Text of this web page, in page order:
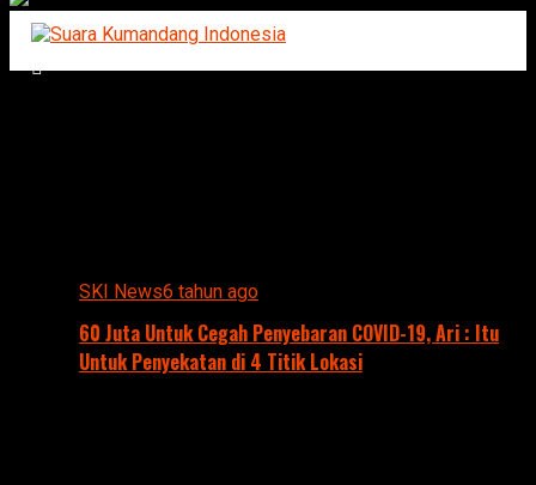
SKI News6 tahun ago
60 Juta Untuk Cegah Penyebaran COVID-19, Ari : Itu
Untuk Penyekatan di 4 Titik Lokasi